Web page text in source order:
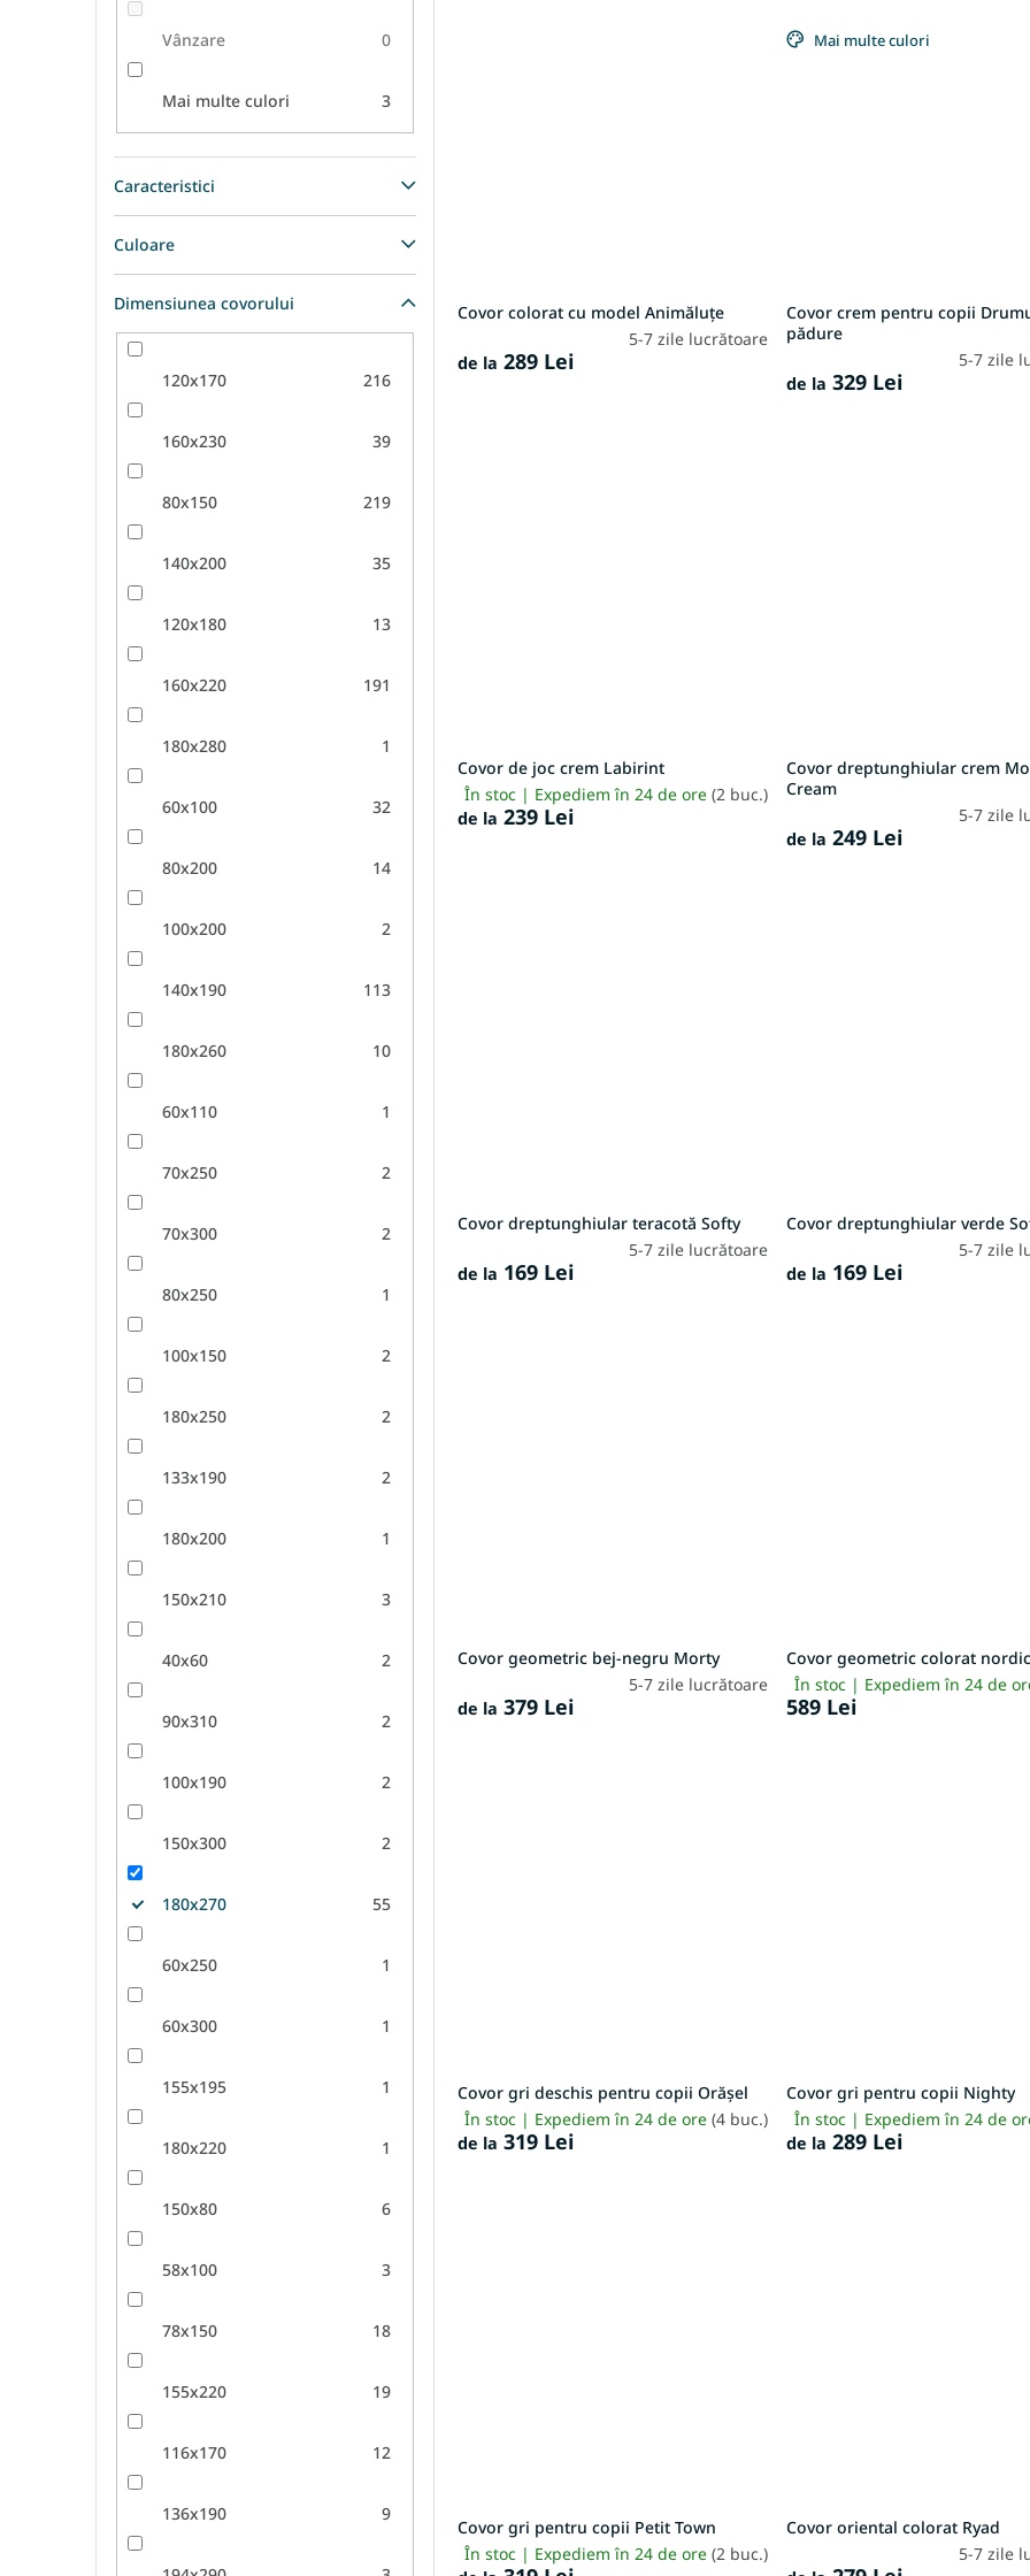
Vânzare 0
Mai multe culori 3
Caracteristici
Culoare
Dimensiunea covorului
120x170 216
160x230 39
80x150 219
140x200 35
120x180 13
160x220 191
180x280 1
60x100 32
80x200 14
100x200 2
140x190 113
180x260 10
60x110 1
70x250 2
70x300 2
80x250 1
100x150 2
180x250 2
133x190 2
180x200 1
150x210 3
40x60 2
90x310 2
100x190 2
150x300 2
180x270 55
60x250 1
60x300 1
155x195 1
180x220 1
150x80 6
58x100 3
78x150 18
155x220 19
116x170 12
136x190 9
Covor colorat cu model Animăluțe
5-7 zile lucrătoare
de la 289 Lei
Mai multe culori
Covor crem pentru copii
pădure
5-7 zile
de la 329 Lei
Covor de joc crem Labirint
În stoc | Expediem în 24 de ore(2 buc.)
de la 239 Lei
Covor dreptunghiular crem
Cream
5-7 zile
de la 249 Lei
Covor dreptunghiular teracotă Softy
5-7 zile lucrătoare
de la 169 Lei
Covor dreptunghiular verde
5-7 zile
de la 169 Lei
Covor geometric bej-negru Morty
5-7 zile lucrătoare
de la 379 Lei
Covor geometric colorat
În stoc | Expediem în 24 de
589 Lei
Covor gri deschis pentru copii Orășel
În stoc | Expediem în 24 de ore(4 buc.)
de la 319 Lei
Covor gri pentru copii Nighty
În stoc | Expediem în 24 de
de la 289 Lei
Covor gri pentru copii Petit Town
În stoc | Expediem în 24 de ore(2 buc.)
Covor oriental colorat Ryad
5-7 zile